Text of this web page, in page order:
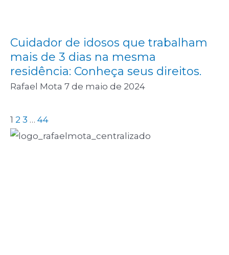
Cuidador de idosos que trabalham
mais de 3 dias na mesma
residência: Conheça seus direitos.
Rafael Mota 7 de maio de 2024
1 2 3 … 44